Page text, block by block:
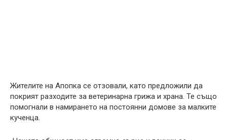
Жителите на Апопка се отзовали, като предложили да
покрият разходите за ветеринарна грижа и храна. Те също
помогнали в намирането на постоянни домове за малките
кученца.